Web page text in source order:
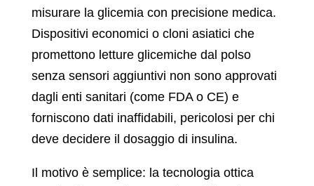
misurare la glicemia con precisione medica.
Dispositivi economici o cloni asiatici che
promettono letture glicemiche dal polso
senza sensori aggiuntivi non sono approvati
dagli enti sanitari (come FDA o CE) e
forniscono dati inaffidabili, pericolosi per chi
deve decidere il dosaggio di insulina.
Il motivo è semplice: la tecnologia ottica